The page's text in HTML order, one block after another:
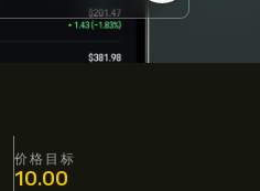
价格目标
10.00